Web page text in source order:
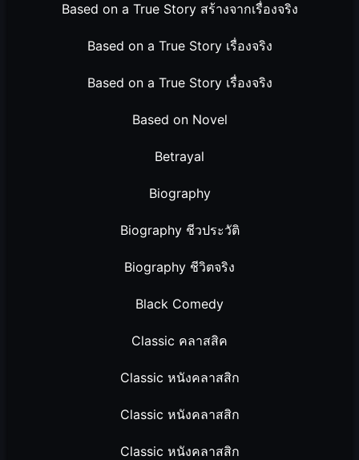
Based on a True Story สร้างจากเรื่องจริง
Based on a True Story เรื่องจริง
Based on a True Story เรื่องจริง
Based on Novel
Betrayal
Biography
Biography ชีวประวัติ
Biography ชีวิตจริง
Black Comedy
Classic คลาสสิค
Classic หนังคลาสสิก
Classic หนังคลาสสิก
Classic หนังคลาสสิก